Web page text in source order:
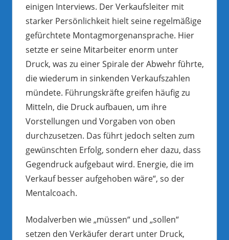
einigen Interviews. Der Verkaufsleiter mit
starker Persönlichkeit hielt seine regelmäßige
gefürchtete Montagmorgenansprache. Hier
setzte er seine Mitarbeiter enorm unter
Druck, was zu einer Spirale der Abwehr führte,
die wiederum in sinkenden Verkaufszahlen
mündete. Führungskräfte greifen häufig zu
Mitteln, die Druck aufbauen, um ihre
Vorstellungen und Vorgaben von oben
durchzusetzen. Das führt jedoch selten zum
gewünschten Erfolg, sondern eher dazu, dass
Gegendruck aufgebaut wird. Energie, die im
Verkauf besser aufgehoben wäre“, so der
Mentalcoach.
Modalverben wie „müssen“ und „sollen“
setzen den Verkäufer derart unter Druck,